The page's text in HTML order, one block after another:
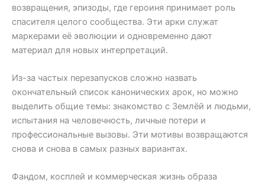
возвращения, эпизоды, где героиня принимает роль
спасителя целого сообщества. Эти арки служат
маркерами её эволюции и одновременно дают
материал для новых интерпретаций.
Из-за частых перезапусков сложно назвать
окончательный список канонических арок, но можно
выделить общие темы: знакомство с Землёй и людьми,
испытания на человечность, личные потери и
профессиональные вызовы. Эти мотивы возвращаются
снова и снова в самых разных вариантах.
Фандом, косплей и коммерческая жизнь образа